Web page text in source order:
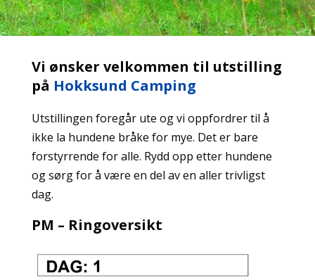
Vi ønsker velkommen til utstilling
på Hokksund Camping
Utstillingen foregår ute og vi oppfordrer til å
ikke la hundene bråke for mye. Det er bare
forstyrrende for alle. Rydd opp etter hundene
og sørg for å være en del av en aller trivligst
dag.
PM – Ringoversikt